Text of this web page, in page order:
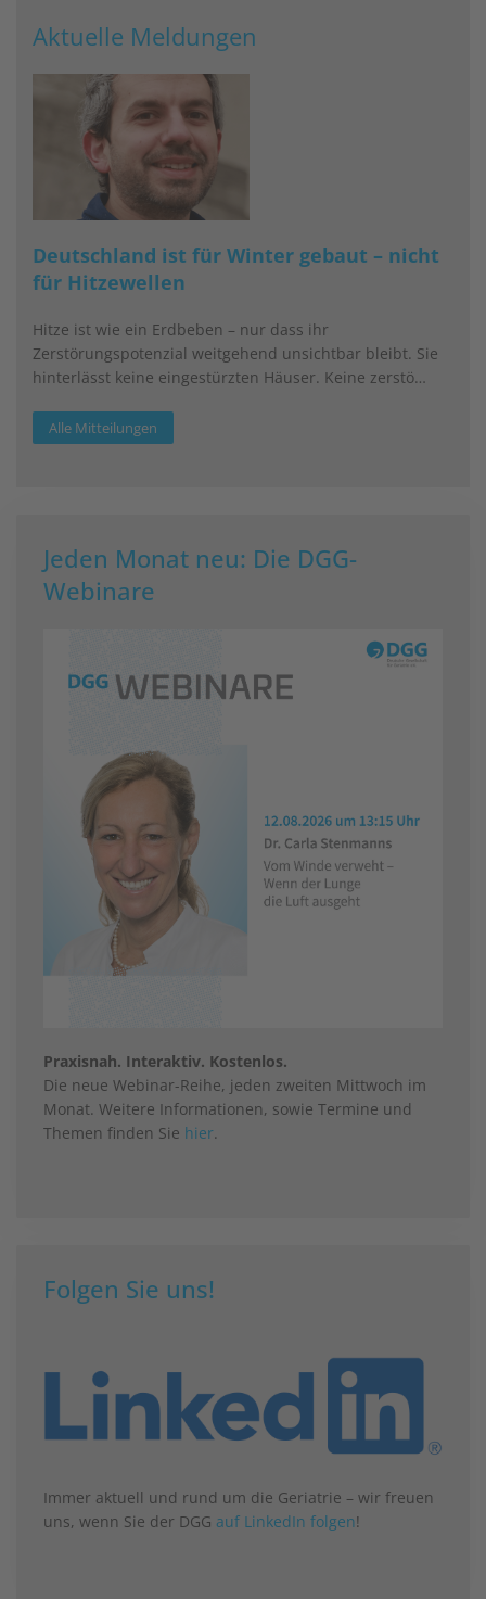
retten!“
weiterlesen
Aktuelle Meldungen
Deutschland ist für Winter gebaut – nicht
für Hitzewellen
Hitze ist wie ein Erdbeben – nur dass ihr
Zerstörungspotenzial weitgehend unsichtbar bleibt. Sie
hinterlässt keine eingestürzten Häuser. Keine zerstö…
Alle Mitteilungen
Jeden Monat neu: Die DGG-
Webinare
Praxisnah. Interaktiv. Kostenlos.
Die neue Webinar-Reihe, jeden zweiten Mittwoch im
Monat. Weitere Informationen, sowie Termine und
Themen finden Sie hier.
Folgen Sie uns!
Immer aktuell und rund um die Geriatrie – wir freuen
uns, wenn Sie der DGG auf LinkedIn folgen!